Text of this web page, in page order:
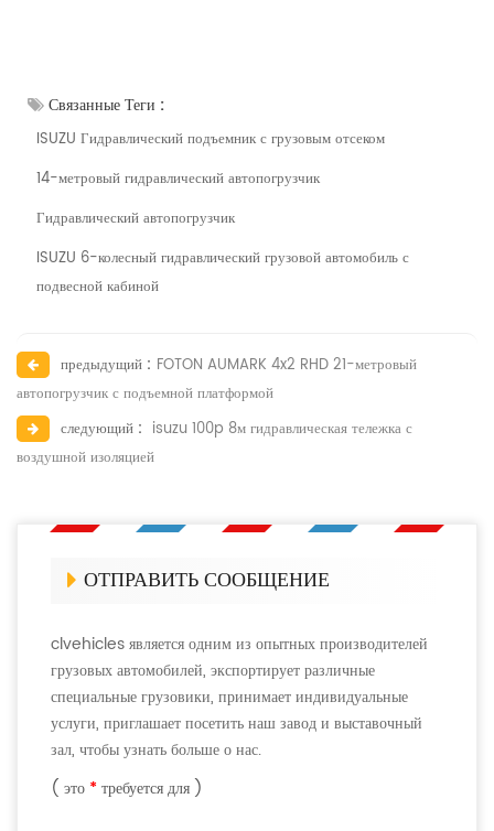
Связанные Теги :
ISUZU Гидравлический подъемник с грузовым отсеком
14-метровый гидравлический автопогрузчик
Гидравлический автопогрузчик
ISUZU 6-колесный гидравлический грузовой автомобиль с
подвесной кабиной
предыдущий : FOTON AUMARK 4x2 RHD 21-метровый
автопогрузчик с подъемной платформой
следующий : isuzu 100p 8м гидравлическая тележка с
воздушной изоляцией
ОТПРАВИТЬ СООБЩЕНИЕ
clvehicles является одним из опытных производителей
грузовых автомобилей, экспортирует различные
специальные грузовики, принимает индивидуальные
услуги, приглашает посетить наш завод и выставочный
зал, чтобы узнать больше о нас.
( это * требуется для )